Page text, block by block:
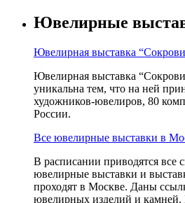
Ювелирные
Ювелирная выставка
Ювелирная выставка
уникальна тем, что на ней
художников-ювелиров, 80
России.
Все ювелирные выставки в
В расписании приводятся все
ювелирные выставки и
проходят в Москве. Даны
ювелирных изделий и камней.